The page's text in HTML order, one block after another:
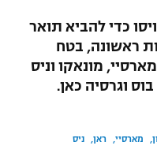
כדי להביא תואר
ראשונה, בטח
מונאקו וניס
וגרסיה כאן.
מארסיי ראן ניס